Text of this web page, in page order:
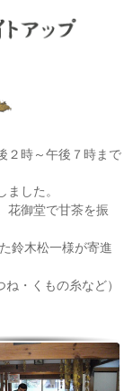
２時～午後７時まで
した。
花御堂で甘茶を振
鈴木松一様が寄進
・くもの糸など）